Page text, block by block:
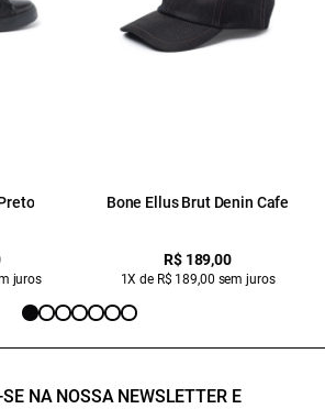
juros
Bone Ellus Brut Denin Cafe
R$ 189,00
1X de R$ 189,00 sem juros
NA NOSSA NEWSLETTER E